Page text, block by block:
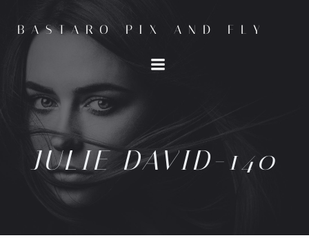
BASTARO PIX AND FLY
JULIE DAVID-140